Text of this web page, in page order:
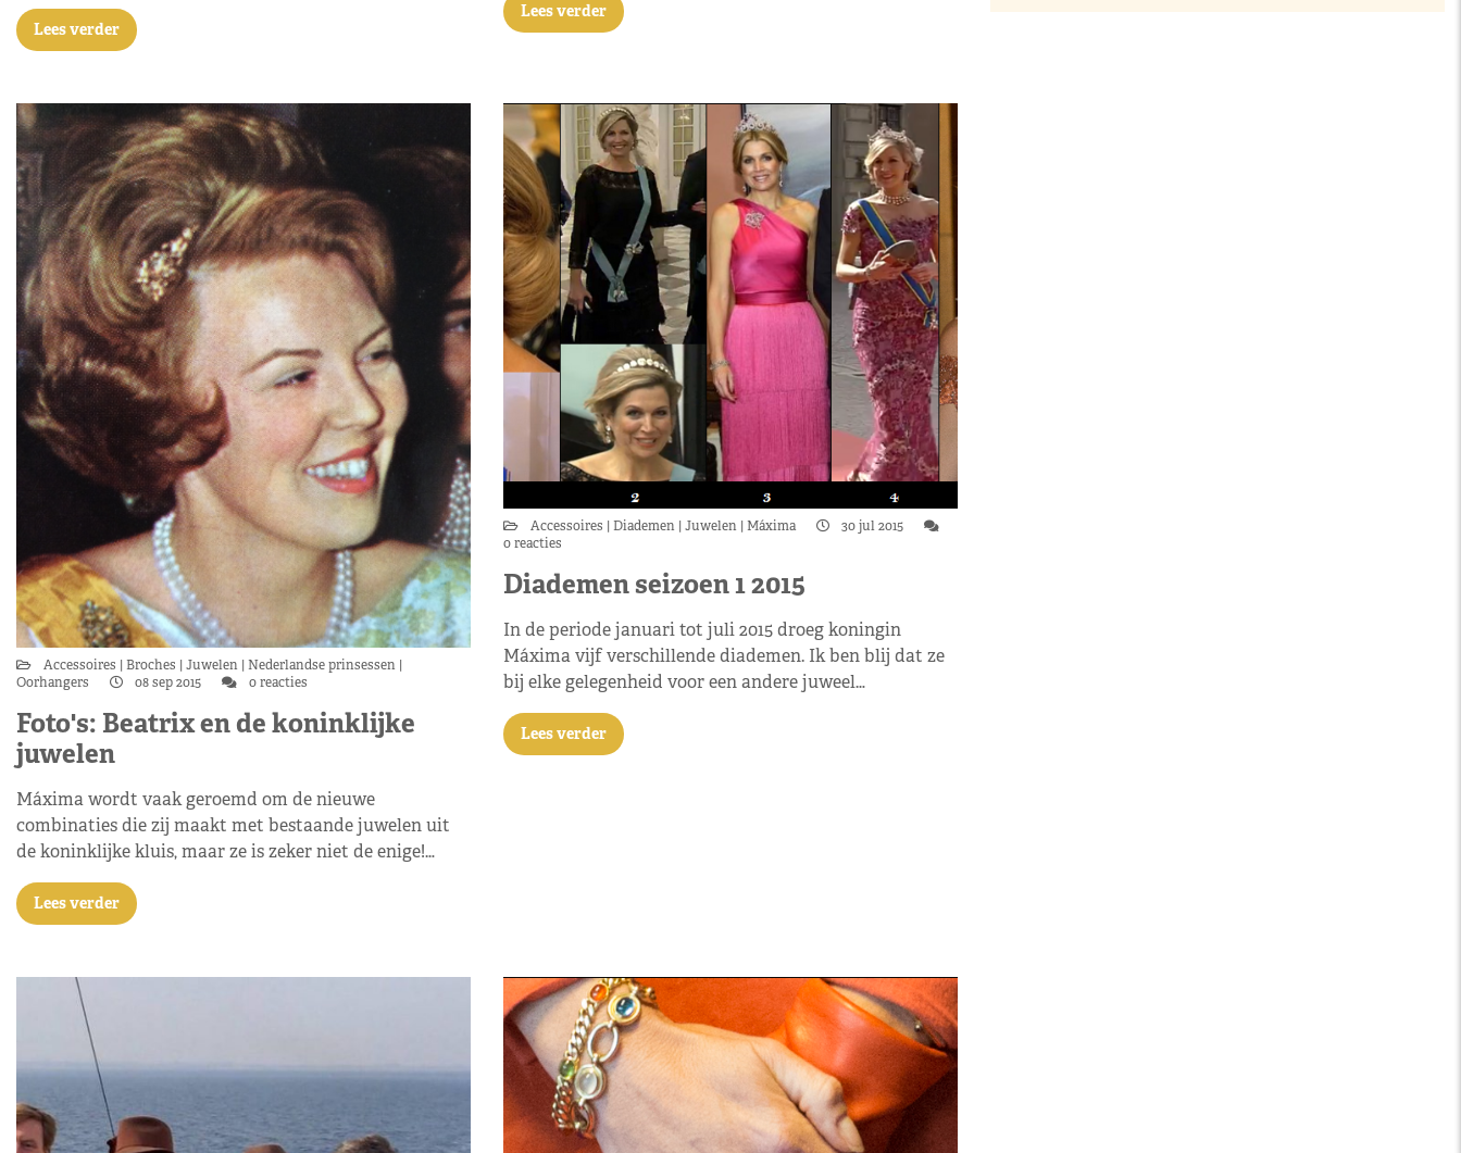
Lees verder
Lees verder
Accessoires Broches Juwelen Nederlandse prinsessen
Oorhangers
08 sep 2015 0 reacties
Foto's: Beatrix en de koninklijke
juwelen
Máxima wordt vaak geroemd om de nieuwe
combinaties die zij maakt met bestaande juwelen uit
de koninklijke kluis, maar ze is zeker niet de enige!…
Lees verder
Accessoires Diademen Juwelen Máxima
30 jul 2015
0 reacties
Diademen seizoen 1 2015
In de periode januari tot juli 2015 droeg koningin
Máxima vijf verschillende diademen. Ik ben blij dat ze
bij elke gelegenheid voor een andere juweel…
Lees verder